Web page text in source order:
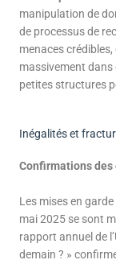
manipulation de
de processus de
menaces
massivement dans
petites structures
Inégalités et
Confirmations des
Les mises en
mai 2025 se sont
rapport annuel de
demain ? »